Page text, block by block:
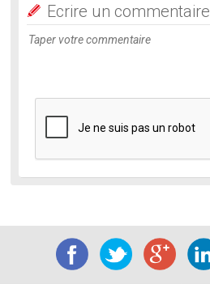
Ecrire un commentaire